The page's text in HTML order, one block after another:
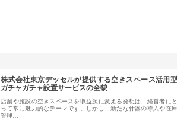
株式会社東京デッセルが提供する空きスペース活用型
ガチャガチャ設置サービスの全貌
店舗や施設の空きスペースを収益源に変える発想は、経営者にと
って常に魅力的なテーマです。しかし、新たな什器の導入や在庫
管理…